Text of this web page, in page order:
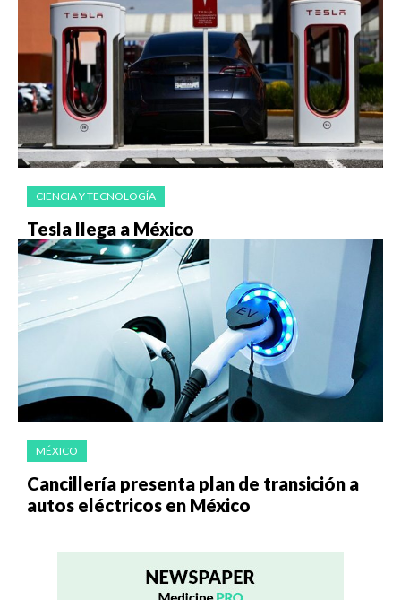
CIENCIA Y TECNOLOGÍA
Tesla llega a México
MÉXICO
Cancillería presenta plan de transición a
autos eléctricos en México